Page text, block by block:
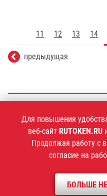
предыдущая
11 12 13 14
+7 (495)
1994–2026 ©
Политика
Для повышения
веб-сайт RUTOKEN.RU
Продолжая работу с
согласие на
БОЛЬШЕ